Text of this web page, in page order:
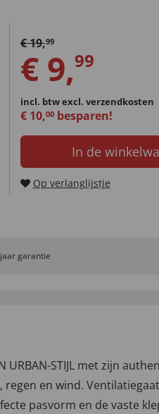
€19,99
€ 9,99
incl. btwexcl. verzendkosten
€ 10,00besparen!
In de
Op verlanglijstje
garantie
STIJL met zijn
en wind.
pasvorm en de vaste